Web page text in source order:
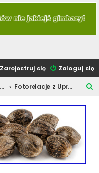
Zaloguj się
Zarejestruj się
Wszystko o Uprawie Roślin Konopi Fotorelacje z Upraw Konopi